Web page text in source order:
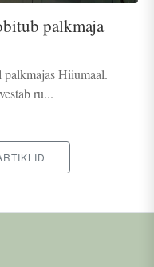
palkmaja
Hiiumaal.
ru...